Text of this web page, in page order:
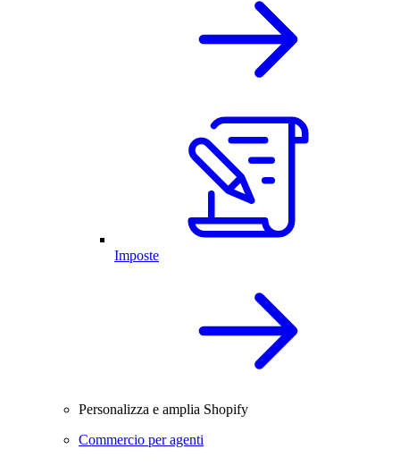
Imposte
Personalizza e amplia Shopify
Commercio per agenti